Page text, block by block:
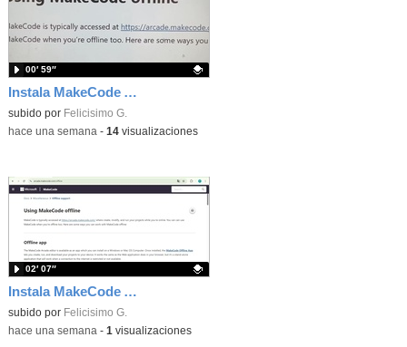
Instala MakeCode Arcade para trabajar offline en tu tablet, ordenador, Chromebook
Contenido educativo.
subido por Felicisimo G.
00′ 59″
-hace una semana - 14visualizaciones
Instala MakeCode Arcade offline para programar grandes juegos sin necesidad de Internet
Contenido educativo.
subido por Felicisimo G.
02′ 07″
-hace una semana - 1 visualizaciones